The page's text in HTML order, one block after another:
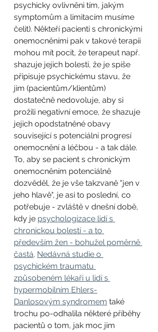
psychicky ovlivněni tím, jakým
symptomům a limitacím musíme
čelit). Někteří pacienti s chronickými
onemocněními pak v takové terapii
mohou mít pocit, že terapeut např.
shazuje jejich bolesti, že je spíše
připisuje psychickému stavu, že
jim (pacientům/klientům)
dostatečně nedovoluje, aby si
prožili negativní emoce, že shazuje
jejich opodstatněné obavy
související s potenciální progresí
onemocnění a léčbou - a tak dále.
To, aby se pacient s chronickým
onemocněním potenciálně
dozvěděl, že je vše takzvaně "jen v
jeho hlavě", je asi to poslední, co
potřebuje - zvláště v dnešní době,
kdy je psychologizace lidí s
chronickou bolestí - a to
především žen - bohužel poměrně
častá. Nedávná studie o
psychickém traumatu
způsobeném lékaři u lidí s
hypermobilním Ehlers-
Danlosovým syndromem také
trochu po-odhalila některé příběhy
pacientů o tom, jak moc jim